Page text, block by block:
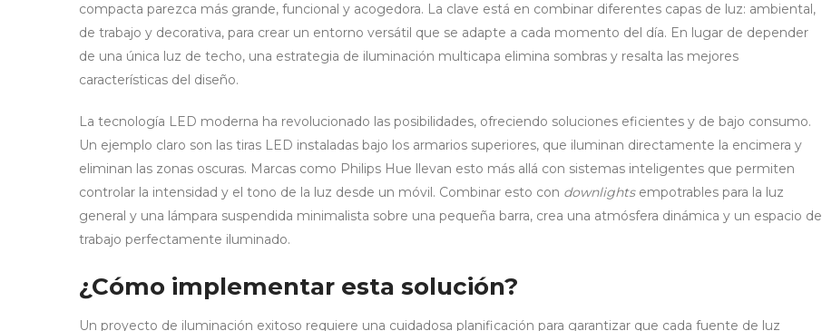
compacta parezca más grande, funcional y acogedora. La clave está en combinar diferentes capas de luz: ambiental,
de trabajo y decorativa, para crear un entorno versátil que se adapte a cada momento del día. En lugar de depender
de una única luz de techo, una estrategia de iluminación multicapa elimina sombras y resalta las mejores
características del diseño.
La tecnología LED moderna ha revolucionado las posibilidades, ofreciendo soluciones eficientes y de bajo consumo.
Un ejemplo claro son las tiras LED instaladas bajo los armarios superiores, que iluminan directamente la encimera y
eliminan las zonas oscuras. Marcas como Philips Hue llevan esto más allá con sistemas inteligentes que permiten
controlar la intensidad y el tono de la luz desde un móvil. Combinar esto con downlightsempotrables para la luz
general y una lámpara suspendida minimalista sobre una pequeña barra, crea una atmósfera dinámica y un espacio de
trabajo perfectamente iluminado.
¿Cómo implementar esta solución?
Un proyecto de iluminación exitoso requiere una cuidadosa planificación para garantizar que cada fuente de luz